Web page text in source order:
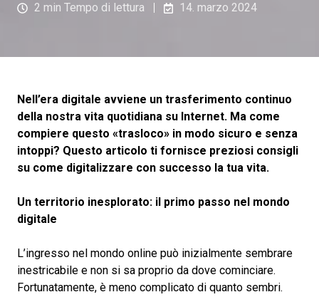
2 min Tempo di lettura
14. marzo 2024
Nell’era digitale avviene un trasferimento continuo
della nostra vita quotidiana su Internet. Ma come
compiere questo «trasloco» in modo sicuro e senza
intoppi? Questo articolo ti fornisce preziosi consigli
su come digitalizzare con successo la tua vita.
Un territorio inesplorato: il primo passo nel mondo
digitale
L’ingresso nel mondo online può inizialmente sembrare
inestricabile e non si sa proprio da dove cominciare.
Fortunatamente, è meno complicato di quanto sembri.